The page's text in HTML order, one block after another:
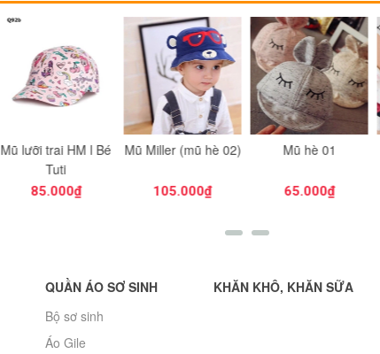
Mũ Miller (mũ hè 02)
105.000₫
Mũ hè 01
65.000₫
Mũ có tai Uala
42.000₫
QUẦN ÁO SƠ SINH
Bộ sơ sinh
Áo Gile
KHĂN KHÔ, KHĂN SỮA